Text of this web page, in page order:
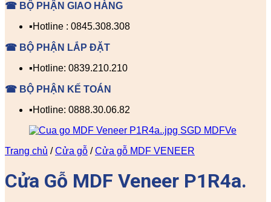
☎ BỘ PHẬN GIAO HÀNG
▪️Hotline : 0845.308.308
☎ BỘ PHẬN LẮP ĐẶT
▪️Hotline: 0839.210.210
☎ BỘ PHẬN KẾ TOÁN
▪️Hotline: 0888.30.06.82
Trang chủ / Cửa gỗ / Cửa gỗ MDF VENEER
Cửa Gỗ MDF Veneer P1R4a.